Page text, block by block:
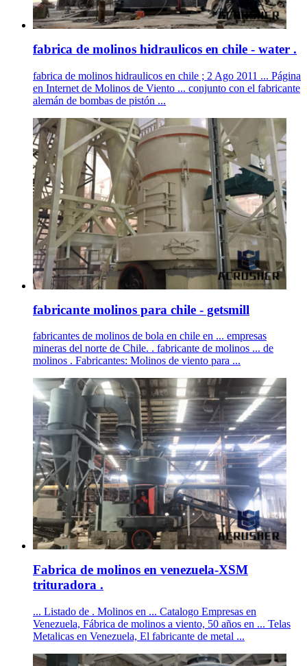
fabrica de molinos hidraulicos en chile - water .
fabrica de molinos hidraulicos en chile ; 2 Ago 2011 ... Página
en Internet de Molinos de Viento ... conjunto con el fabricante
alemán de bombas de pistón ...
fabricante molinos para chile - getsmill
fabricantes de molinos de bola en chile en ... empresas
mineras del norte de Chile. . fabricante de molinos ... de
molinos . Fabricantes: Molinos de viento para ...
Fabrica de molinos en venezuela-XSM
trituradora .
... Listado de . Molinos en ... Catalogo Empresas en
Venezuela, Fábrica de molinos a viento, 50 años en ... Telas
Metalicas en Venezuela, El fabricante de metal ...